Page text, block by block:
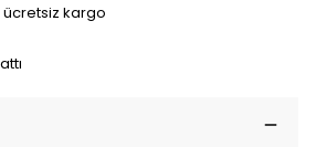
ücretsiz kargo